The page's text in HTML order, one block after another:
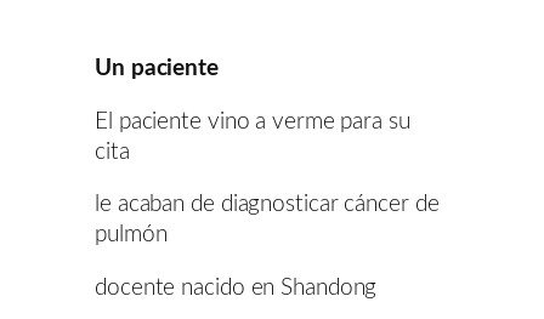
Un paciente
El paciente vino a verme para su
cita
le acaban de diagnosticar cáncer de
pulmón
docente nacido en Shandong